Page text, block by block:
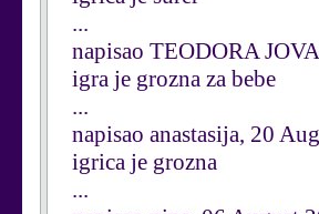
...
napisao TEODORA
igra je grozna za bebe
...
napisao anastasija, 20
igrica je grozna
...